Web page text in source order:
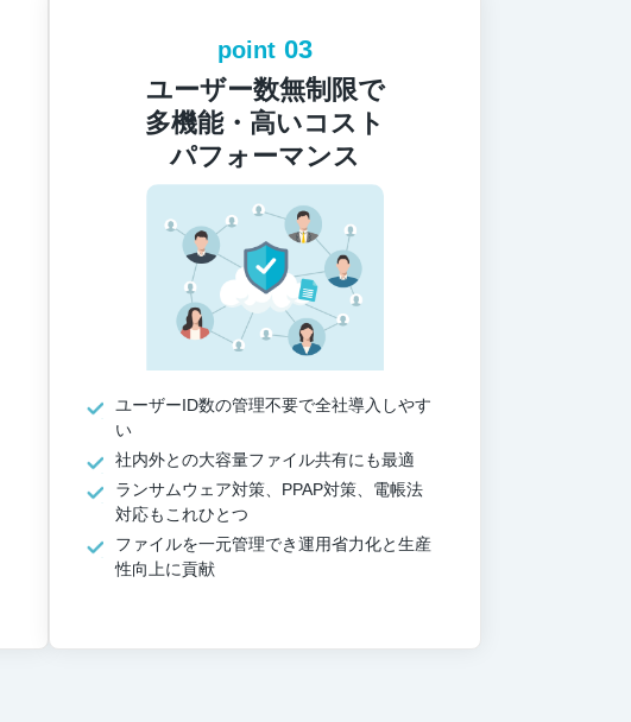
point 03
ユーザー数無制限で
多機能・高いコスト
パフォーマンス
ユーザーID数の管理不要で全社導入しやす
い
社内外との大容量ファイル共有にも最適
ランサムウェア対策、PPAP対策、電帳法
対応もこれひとつ
ファイルを一元管理でき運用省力化と生産
性向上に貢献